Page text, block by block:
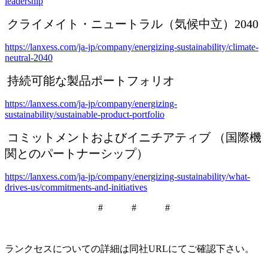
クライメイト・ニュートラル（気候中立） 2040
https://lanxess.com/ja-jp/company/energizing-sustainability/climate-
neutral-2040
持続可能な製品ポートフォリオ
https://lanxess.com/ja-jp/company/energizing-
sustainability/sustainable-product-portfolio
コミットメントおよびイニチアティブ （国際機
関とのパートナーシップ）
https://lanxess.com/ja-jp/company/energizing-sustainability/what-
drives-us/commitments-and-initiatives
# # #
ランクセスについての詳細は同社URLにてご確認下さい。